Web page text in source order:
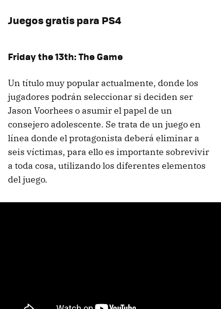
Juegos gratis para PS4
Friday the 13th: The Game
Un título muy popular actualmente, donde los
jugadores podrán seleccionar si deciden ser
Jason Voorhees o asumir el papel de un
consejero adolescente. Se trata de un juego en
línea donde el protagonista deberá eliminar a
seis víctimas, para ello es importante sobrevivir
a toda cosa, utilizando los diferentes elementos
del juego.